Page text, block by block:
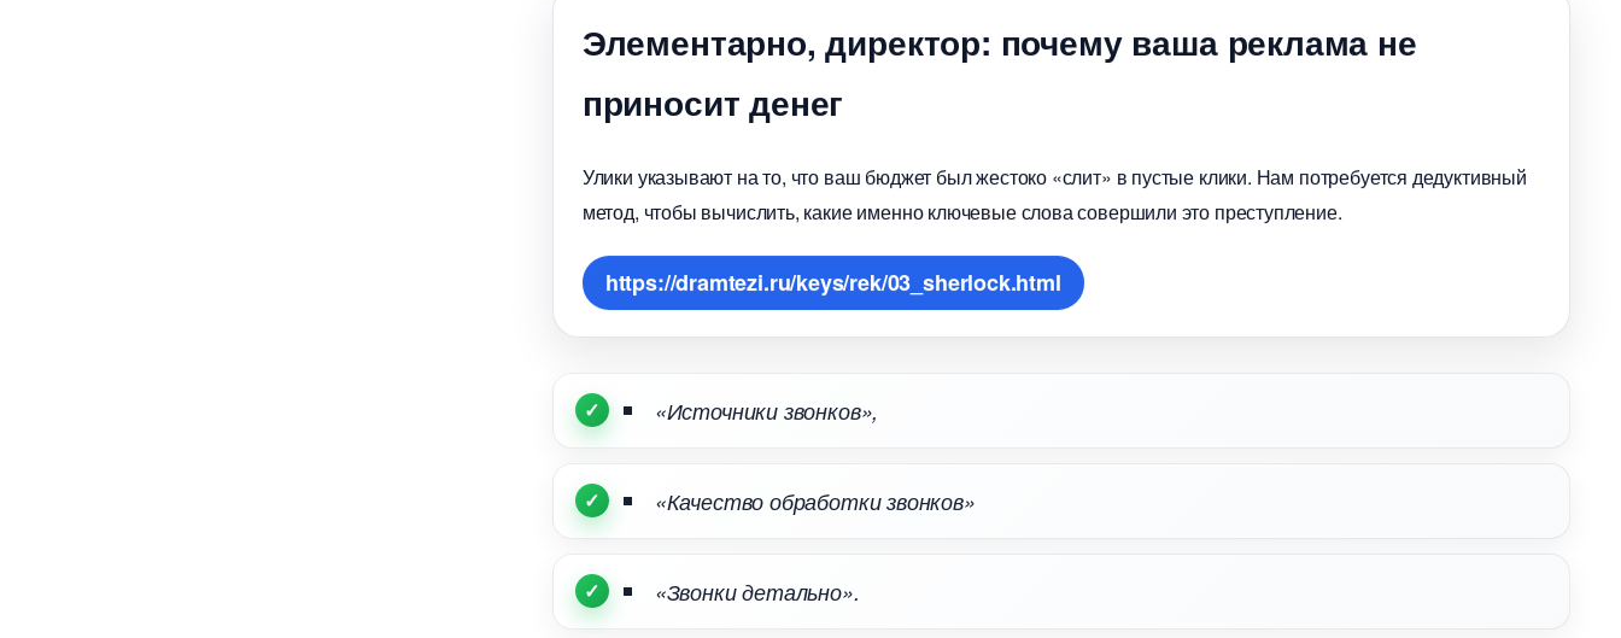
Элементарно, директор: почему ваша реклама не
приносит дене
Улики указывают на то, что ваш бюджет был жестоко «слит» в пустые клики. Нам потребуется дедуктивный
метод, чтобы вычислить, какие именно ключевые слова совершили это преступление.
https://dramtezi.ru/keys/rek/03_sherlock.html
«Источники звонков»,
«Качество обработки звонков»
«Звонки детально».